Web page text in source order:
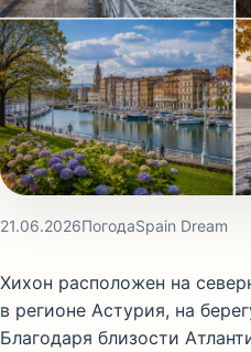
21.06.2026ПогодаSpain Dream
Хихон расположен на
в регионе Астурия, на
Благодаря близости